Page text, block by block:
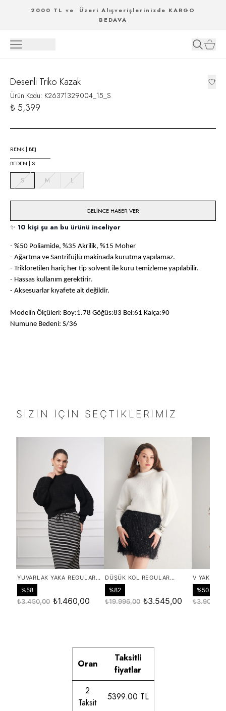
2000 TL ve Üzeri Alışverişlerinizde KARGO
BEDAVA
Desenli Triko Kazak
Ürün Kodu: K26371329004_15_S
₺ 5,399
RENK | BEJ
BEDEN | S
S M L
GELINCE HABER VER
✨ 10 kişi şu an bu ürünü inceliyor
- %50 Poliamide, %35 Akrilik, %15 Moher
- Ağartma ve Santrifüjlü makinada kurutma yapılamaz.
- Trikloretilen hariç her tip solvent ile kuru temizleme yapılabilir.
- Hassas kullanım gerektirir.
- Aksesuarlar kıyafete ait değildir.
Modelin Ölçüleri: Boy:1.78 Göğüs:83 Bel:61 Kalça:90
Numune Bedeni: S/36
Oran
Taksitli
fiyatlar
2
Taksit
5399.00 TL